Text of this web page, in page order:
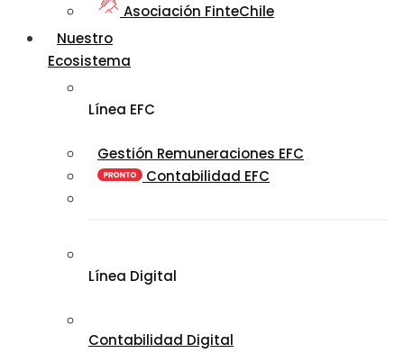
Asociación FinteChile
Nuestro
Ecosistema
Línea EFC
Gestión Remuneraciones EFC
Contabilidad EFC
Línea Digital
Contabilidad Digital